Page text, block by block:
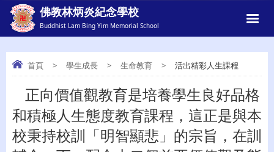
佛教林炳炎紀念學校
Buddhist Lam Bing Yim Memorial School
活出精彩人生課程
首頁 > 學生成長 > 生命教育 > 活出精彩人生課程
正向價值觀教育是培養學生良好品格
和積極人生態度教育課程，這正是與本
校秉持校訓「明智顯悲」的宗旨，在訓